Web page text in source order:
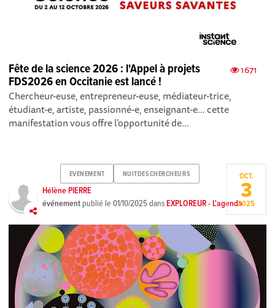
1671
Fête de la science 2026 : l'Appel à projets
FDS2026 en Occitanie est lancé !
Chercheur-euse, entrepreneur-euse, médiateur-trice,
étudiant-e, artiste, passionné-e, enseignant-e… cette
manifestation vous offre l’opportunité de...
EVENEMENT NUITDESCHERCHEURS
Hélène PIERRE
événement publié le01/10/2025dansEXPLOREUR - L'agenda
OCT.
3
2025